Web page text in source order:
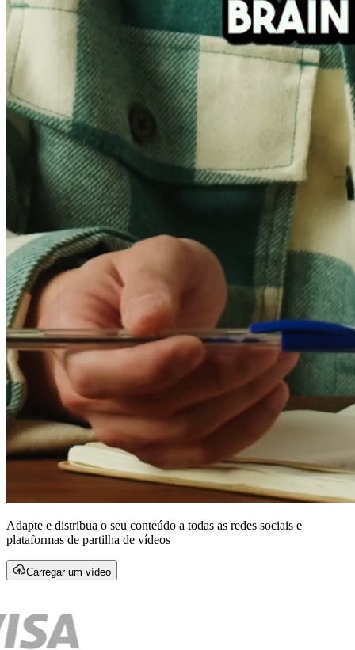
Adapte e distribua o seu conteúdo a todas as redes sociais e
plataformas de partilha de vídeos
Carregar um vídeo